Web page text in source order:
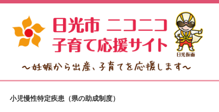
小児慢性特定疾患（県の助成制度）